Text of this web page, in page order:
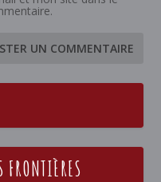
FRONTIÈRES